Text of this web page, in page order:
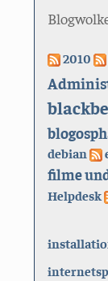
2010
debian
filme
Helpdesk